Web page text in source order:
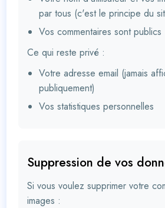
par tous (c'est le principe du
Vos commentaires sont publics
Ce qui reste privé :
Votre adresse email (jamais
publiquement)
Vos statistiques personnelles
Suppression de vos
Si vous voulez supprimer votre
images :